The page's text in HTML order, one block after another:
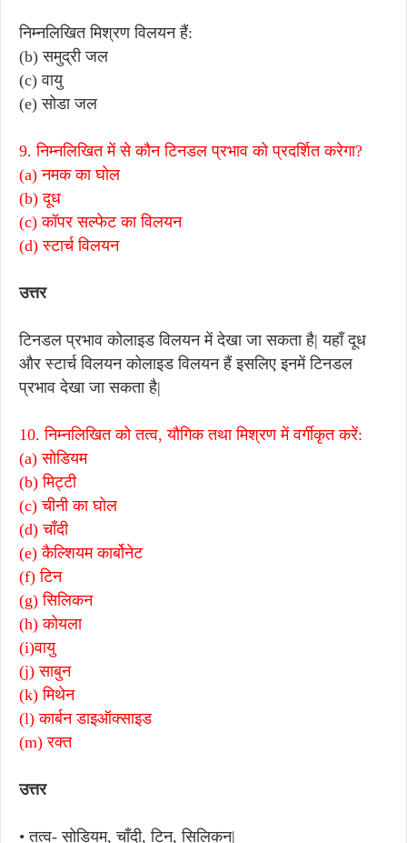
निम्नलिखित मिश्रण विलयन हैं:
(b) समुद्री जल
(c) वायु
(e) सोडा जल
9. निम्नलिखित में से कौन टिनडल प्रभाव को प्रदर्शित करेगा?
(a) नमक का घोल
(b) दूध
(c) कॉपर सल्फेट का विलयन
(d) स्टार्च विलयन
उत्तर
टिनडल प्रभाव कोलाइड विलयन में देखा जा सकता है| यहाँ दूध
और स्टार्च विलयन कोलाइड विलयन हैं इसलिए इनमें टिनडल
प्रभाव देखा जा सकता है|
10. निम्नलिखित को तत्व, यौगिक तथा मिश्रण में वर्गीकृत करें:
(a) सोडियम
(b) मिट्टी
(c) चीनी का घोल
(d) चाँदी
(e) कैल्शियम कार्बोनेट
(f) टिन
(g) सिलिकन
(h) कोयला
(i)वायु
(j) साबुन
(k) मिथेन
(l) कार्बन डाइऑक्साइड
(m) रक्त
उत्तर
• तत्व- सोडियम, चाँदी, टिन, सिलिकन|